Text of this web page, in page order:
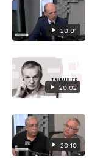
20:01
20:02
20:10